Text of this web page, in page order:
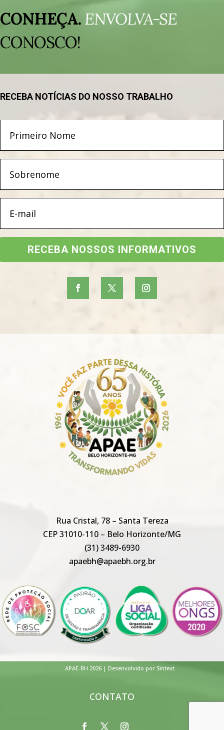
de
vídeo
CONHEÇA.ENVOLVA-SE
CONOSCO!
RECEBA NOTÍCIAS DO NOSSO TRABALHO
RECEBA NOSSOS INFORMATIVOS
Rua Cristal, 78 – Santa Tereza
CEP 31010-110 – Belo Horizonte/MG
(31) 3489-6930
apaebh@apaebh.org.br
APAE-BH 2026 | Desenvolvido por Sintext
CONTATO